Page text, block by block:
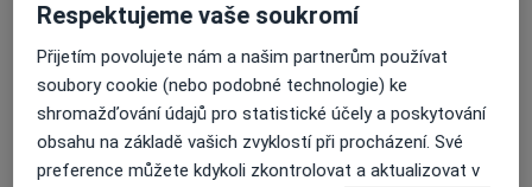
Praktický lékař pro děti a dorost
Vaňkova 226, Nové Město pod Smrkem
Přiblížit mapuse otevře v nové záložce
Respektujeme vaše soukromí
Přijetím povolujete nám a našim partnerům používat
soubory cookie (nebo podobné technologie) ke
shromažďování údajů pro statistické účely a poskytování
obsahu na základě vašich zvyklostí při procházení. Své
preference můžete kdykoli zkontrolovat a aktualizovat v